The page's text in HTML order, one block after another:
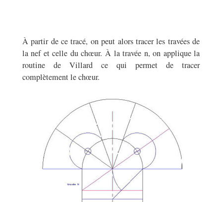
À partir de ce tracé, on peut alors tracer les travées de
la nef et celle du chœur. À la travée n, on applique la
routine de Villard ce qui permet de tracer
complètement le chœur.